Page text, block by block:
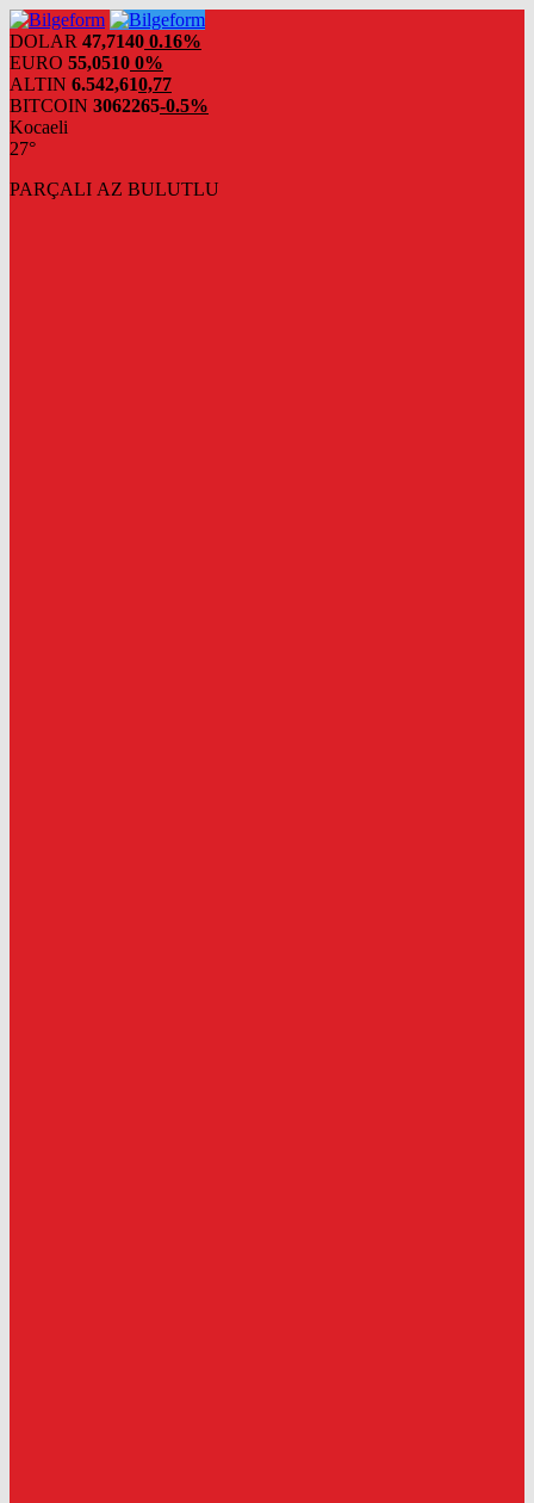
DOLAR 47,7140 0.16%
EURO 55,0510 0%
ALTIN 6.542,610,77
BITCOIN 3062265-0.5%
Kocaeli
27°
PARÇALI AZ BULUTLU